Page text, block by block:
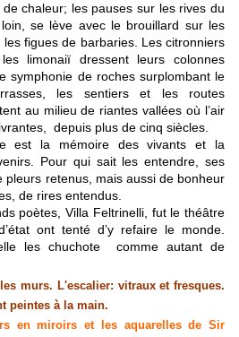
chaleur; les pauses sur les rives du
se lève avec le brouillard sur les
figues de barbaries. Les citronniers
limonaiï dressent leurs colonnes
symphonie de roches surplombant le
les sentiers et les routes
au milieu de riantes vallées où l’air
depuis plus de cinq siècles.
est la mémoire des vivants et la
Pour qui sait les entendre, ses
pleurs retenus, mais aussi de bonheur
de rires entendus.
poètes, Villa Feltrinelli, fut le théâtre
ont tenté d’y refaire le monde.
les chuchote comme autant de
murs. L'escalier: vitraux et fresques.
peintes à la main.
en miroirs et les aquarelles de Sir